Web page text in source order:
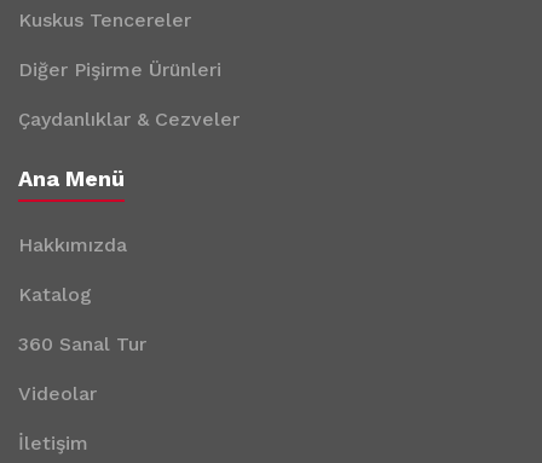
Kuskus Tencereler
Diğer Pişirme Ürünleri
Çaydanlıklar & Cezveler
Ana Menü
Hakkımızda
Katalog
360 Sanal Tur
Videolar
İletişim